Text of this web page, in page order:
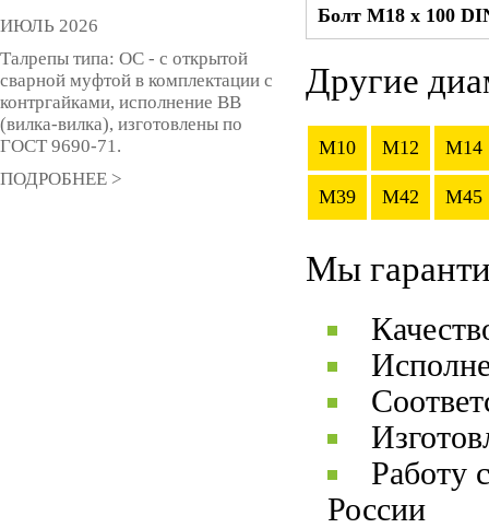
Болт М18 x 100
Другие
M10 M12 M14
M39 M42 M45
Мы
Работу
России
ИЮЛЬ 2026
Талрепы типа: ОС - с открытой
сварной муфтой в комплектации с
контргайками, исполнение ВВ
(вилка-вилка), изготовлены по
ГОСТ 9690-71.
ПОДРОБНЕЕ >